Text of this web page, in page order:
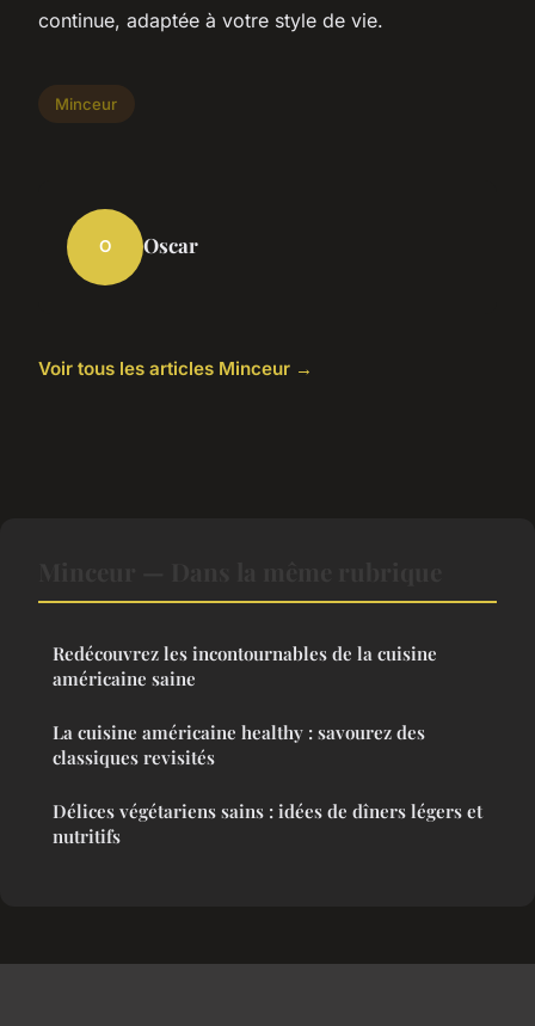
continue, adaptée à votre style de vie.
Minceur
O Oscar
Voir tous les articles Minceur →
Redécouvrez les incontournables de la cuisine
américaine saine
La cuisine américaine healthy : savourez des
classiques revisités
Délices végétariens sains : idées de dîners légers et
nutritifs